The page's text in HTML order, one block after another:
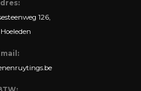
126,